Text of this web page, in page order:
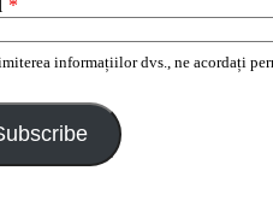
*
informațiilor dvs., ne acordați